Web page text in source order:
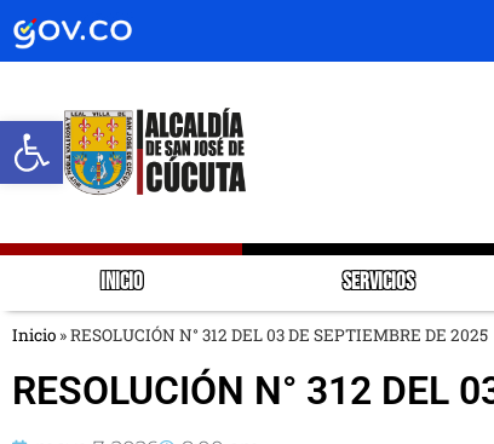
Abrir barra de
INICIO SERVICIOS
Inicio »RESOLUCIÓN N° 312 DEL 03 DE SEPTIEMBRE DE 2025
RESOLUCIÓN N° 312 DEL